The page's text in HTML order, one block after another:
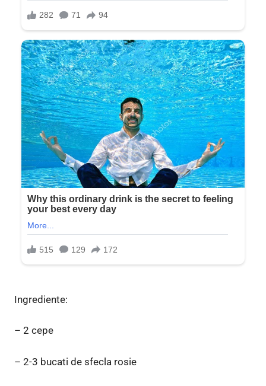
Ingrediente:
– 2 cepe
– 2-3 bucati de sfecla rosie